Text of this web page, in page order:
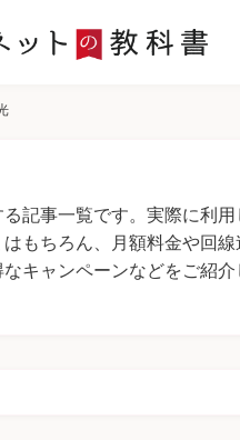
記事一覧です。実際に利用
はもちろん、月額料金や回
キャンペーンなどをご紹介